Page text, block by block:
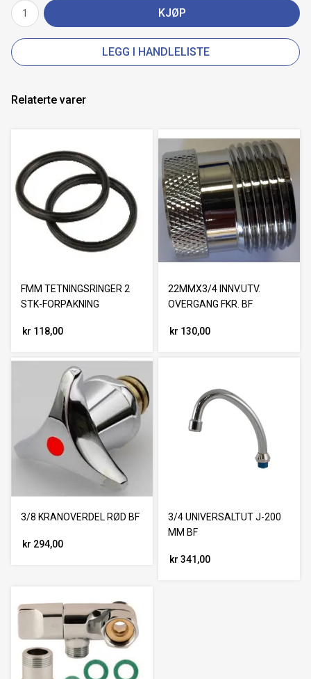
KJØP
LEGG I HANDLELISTE
Relaterte varer
FMM TETNINGSRINGER 2
STK-FORPAKNING
kr 118,00
22MMX3/4 INNV.UTV.
OVERGANG FKR. BF
kr 130,00
3/8 KRANOVERDEL RØD BF
kr 294,00
3/4 UNIVERSALTUT J-200
MM BF
kr 341,00